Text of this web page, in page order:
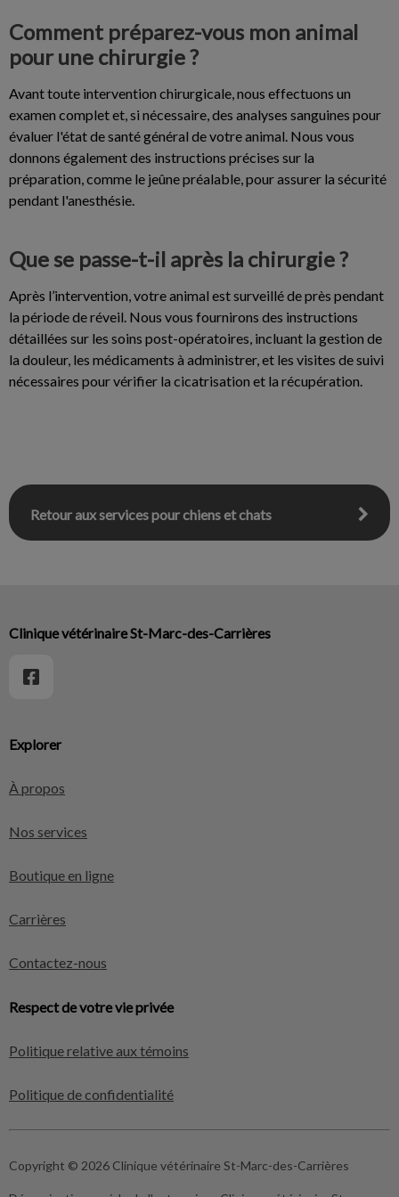
Comment préparez-vous mon animal
pour une chirurgie ?
Avant toute intervention chirurgicale, nous effectuons un
examen complet et, si nécessaire, des analyses sanguines pour
évaluer l'état de santé général de votre animal. Nous vous
donnons également des instructions précises sur la
préparation, comme le jeûne préalable, pour assurer la sécurité
pendant l'anesthésie.
Que se passe-t-il après la chirurgie ?
Après l’intervention, votre animal est surveillé de près pendant
la période de réveil. Nous vous fournirons des instructions
détaillées sur les soins post-opératoires, incluant la gestion de
la douleur, les médicaments à administrer, et les visites de suivi
nécessaires pour vérifier la cicatrisation et la récupération.
Retour aux services pour chiens et chats
Explorer
À propos
Nos services
Boutique en ligne
Carrières
Contactez-nous
Respect de votre vie privée
Politique relative aux témoins
Politique de confidentialité
Clinique vétérinaire St-Marc-des-Carrières
Copyright © 2026 Clinique vétérinaire St-Marc-des-Carrières